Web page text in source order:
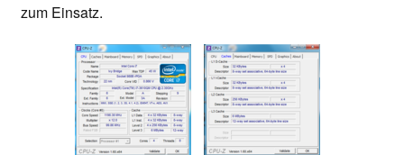
zum Einsatz.